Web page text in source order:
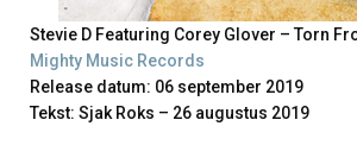
Stevie D Featuring Corey Glover – Torn
Mighty Music Records
Release datum: 06 september 2019
Tekst: Sjak Roks – 26 augustus 2019